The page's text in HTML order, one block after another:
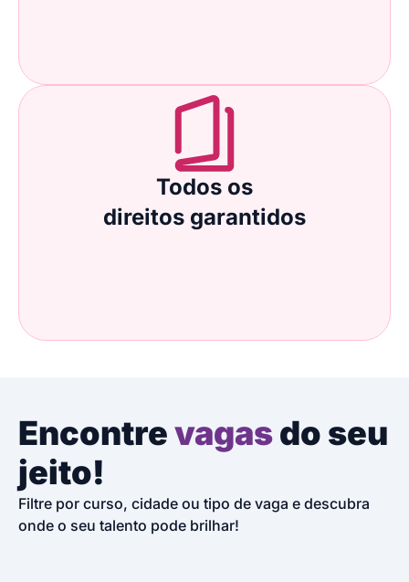
Todos os
direitos garantidos
Encontrevagasdo seu
jeito!
Filtre por curso, cidade ou tipo de vaga e descubra
onde o seu talento pode brilhar!